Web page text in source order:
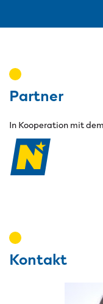
Partner
In Kooperation mit
Land
Kontakt